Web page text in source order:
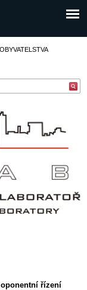
oponentní řízení